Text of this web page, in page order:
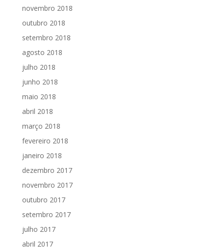
novembro 2018
outubro 2018
setembro 2018
agosto 2018
julho 2018
junho 2018
maio 2018
abril 2018
março 2018
fevereiro 2018
janeiro 2018
dezembro 2017
novembro 2017
outubro 2017
setembro 2017
julho 2017
abril 2017